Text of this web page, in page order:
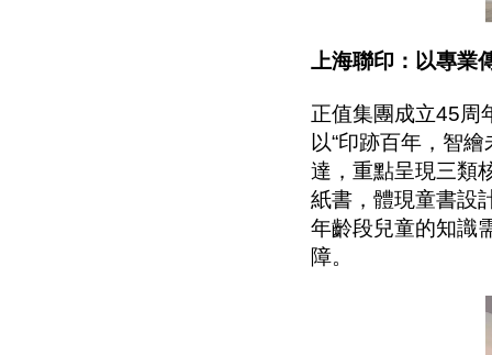
上海聯印：以專業
正值集團成立45周
以“印跡百年，智
達，重點呈現三類
紙書，體現童書設
年齡段兒童的知識
障。